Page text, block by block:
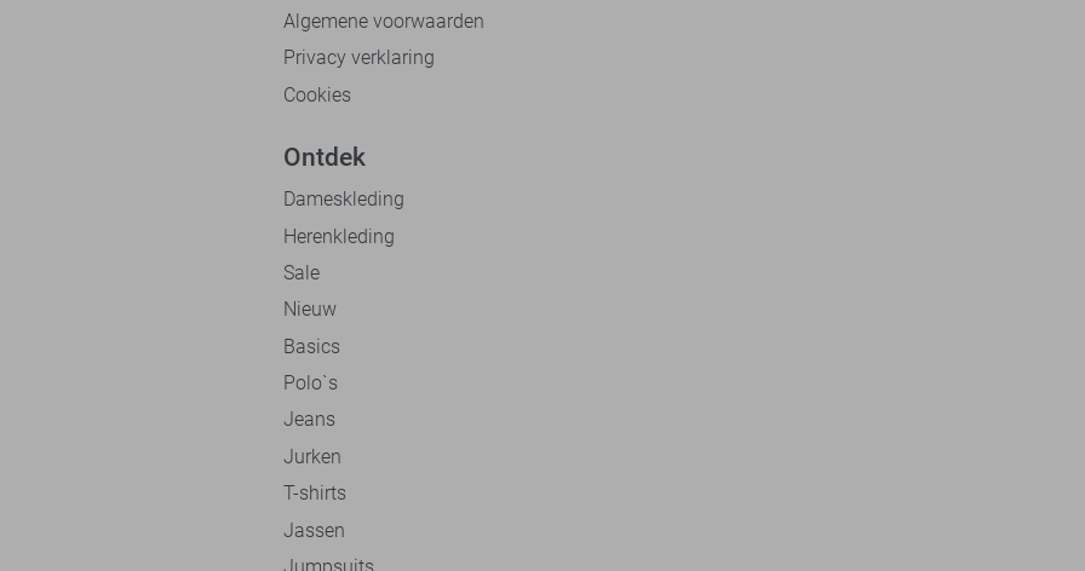
Algemene voorwaarden
Privacy verklaring
Cookies
Ontdek
Dameskleding
Herenkleding
Sale
Nieuw
Basics
Polo`s
Jeans
Jurken
T-shirts
Jassen